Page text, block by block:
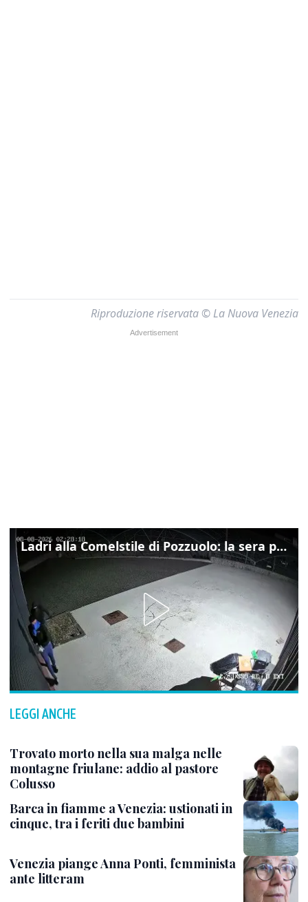
Riproduzione riservata © La Nuova Venezia
Ladri alla Comelstile di Pozzuolo: la sera prima il tentato furto a Buja, ecco le immagini
LEGGI ANCHE
Trovato morto nella sua malga nelle
montagne friulane: addio al pastore
Colusso
Barca in fiamme a Venezia: ustionati in
cinque, tra i feriti due bambini
Venezia piange Anna Ponti, femminista
ante litteram